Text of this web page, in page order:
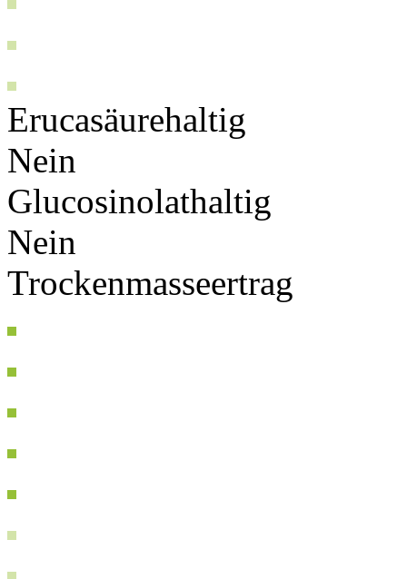
Erucasäurehaltig
Nein
Glucosinolathaltig
Nein
Trockenmasseertrag